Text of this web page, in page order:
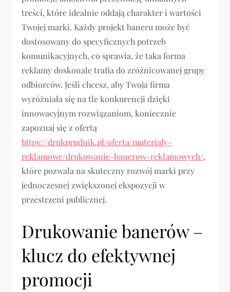
treści, które idealnie oddają charakter i wartości
Twojej marki. Każdy projekt baneru może być
dostosowany do specyficznych potrzeb
komunikacyjnych, co sprawia, że taka forma
reklamy doskonale trafia do zróżnicowanej grupy
odbiorców. Jeśli chcesz, aby Twoja firma
wyróżniała się na tle konkurencji dzięki
innowacyjnym rozwiązaniom, koniecznie
zapoznaj się z ofertą
https://drukprudnik.pl/oferta/materialy-
reklamowe/drukowanie-banerow-reklamowych/,
które pozwala na skuteczny rozwój marki przy
jednoczesnej zwiększonej ekspozycji w
przestrzeni publicznej.
Drukowanie banerów –
klucz do efektywnej
promocji